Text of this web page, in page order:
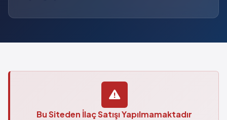
Bu Siteden İlaç Satışı Yapılmamaktadır